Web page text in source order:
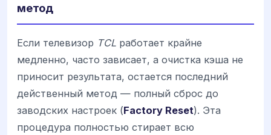
метод
Если телевизор TCL работает крайне
медленно, часто зависает, а очистка кэша не
приносит результата, остается последний
действенный метод — полный сброс до
заводских настроек (Factory Reset). Эта
процедура полностью стирает всю